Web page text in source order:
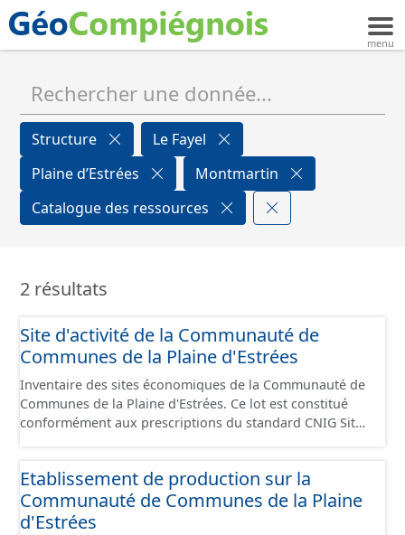
Structure
Le Fayel
Plaine d’Estrées
Montmartin
Catalogue des ressources
2 résultats
Site d'activité de la Communauté de
Communes de la Plaine d'Estrées
Inventaire des sites économiques de la Communauté de
Communes de la Plaine d'Estrées. Ce lot est constitué
conformément aux prescriptions du standard CNIG Sites
Etablissement de production sur la
Communauté de Communes de la Plaine
d'Estrées